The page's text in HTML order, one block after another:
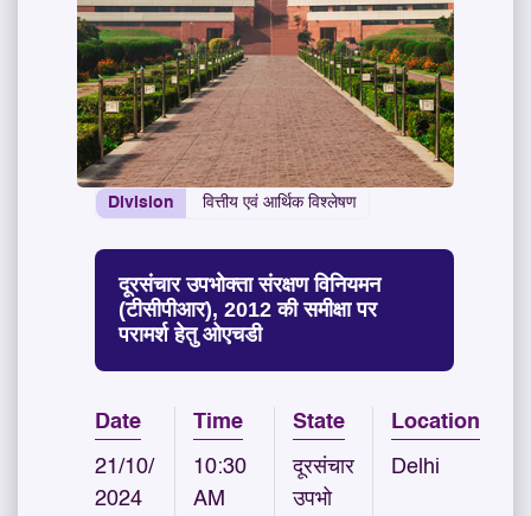
Division वित्तीय एवं आर्थिक विश्लेषण
दूरसंचार उपभोक्ता संरक्षण विनियमन
(टीसीपीआर), 2012 की समीक्षा पर
परामर्श हेतु ओएचडी
Date
21/10/
2024
Time
10:30
AM
State
दूरसंचार
उपभो
Location
Delhi